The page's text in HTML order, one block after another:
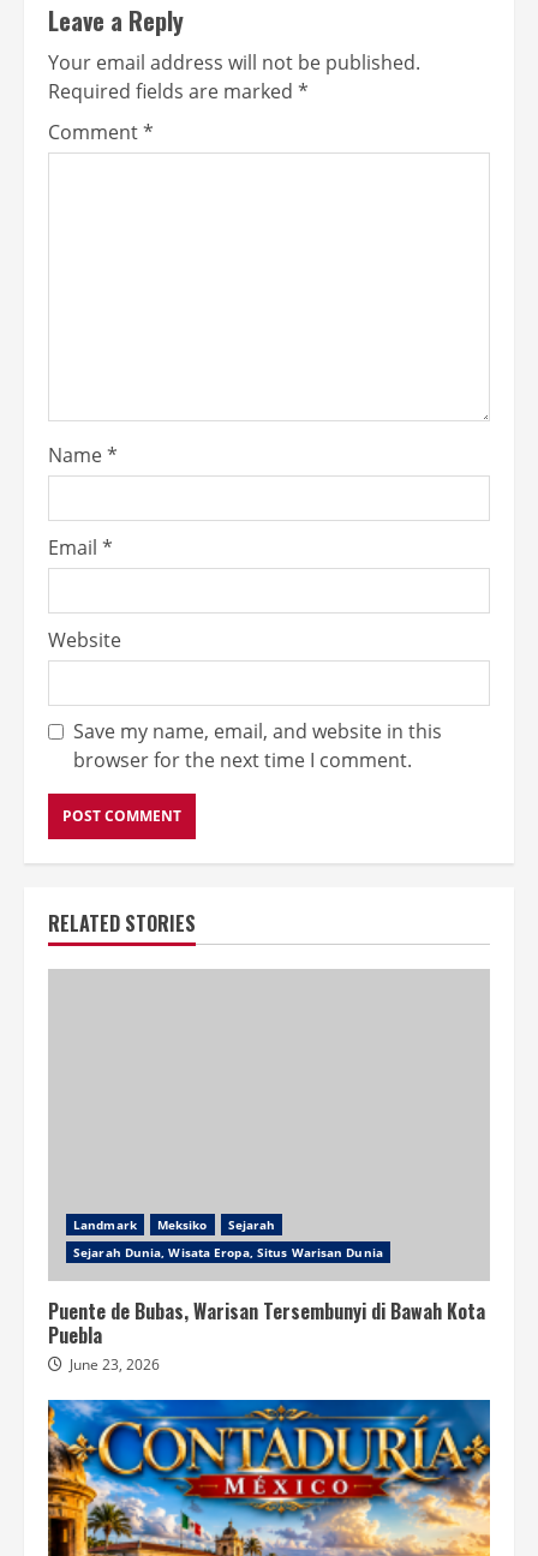
Leave a Reply
Your email address will not be published.
Required fields are marked *
Comment*
Name*
Email *
Website
Save my name, email, and website in this
browser for the next time I comment.
RELATED STORIES
Landmark Meksiko
Sejarah
Sejarah Dunia, Wisata Eropa, Situs Warisan Dunia
Puente de Bubas, Warisan Tersembunyi di Bawah Kota
Puebla
June 23, 2026